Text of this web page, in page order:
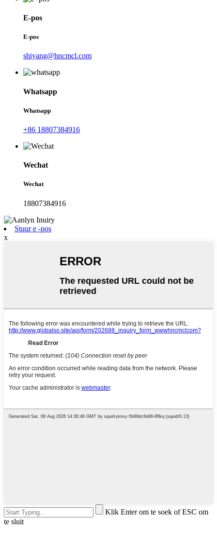
E-pos
E-pos
shiyang@hncmcl.com
Whatsapp
Whatsapp
+86 18807384916
Wechat
Wechat
18807384916
Stuur e -pos
x
Klik Enter om te soek of ESC om
te sluit